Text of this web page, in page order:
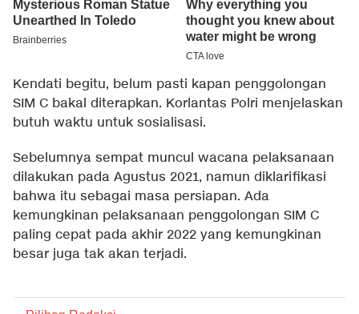
Kendati begitu, belum pasti kapan penggolongan
SIM C bakal diterapkan. Korlantas Polri menjelaskan
butuh waktu untuk sosialisasi.
Sebelumnya sempat muncul wacana pelaksanaan
dilakukan pada Agustus 2021, namun diklarifikasi
bahwa itu sebagai masa persiapan. Ada
kemungkinan pelaksanaan penggolongan SIM C
paling cepat pada akhir 2022 yang kemungkinan
besar juga tak akan terjadi.